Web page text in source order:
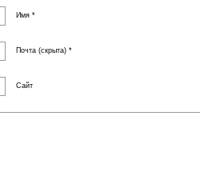
Имя *
Почта (скрыта) *
Сайт